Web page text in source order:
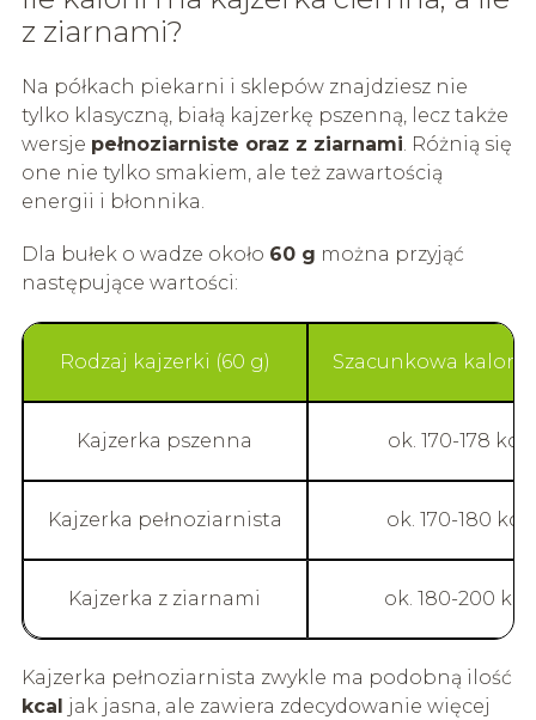
z ziarnami?
Na półkach piekarni i sklepów znajdziesz nie
tylko klasyczną, białą kajzerkę pszenną, lecz także
wersje pełnoziarniste oraz z ziarnami. Różnią się
one nie tylko smakiem, ale też zawartością
energii i błonnika.
Dla bułek o wadze około 60 g można przyjąć
następujące wartości:
Rodzaj kajzerki (60 g) Szacunkowa
Kajzerka pszenna ok. 170-178 kcal
Kajzerka pełnoziarnista ok. 170-180
Kajzerka z ziarnami ok. 180-200
Kajzerka pełnoziarnista zwykle ma podobną ilość
kcal
jak jasna, ale zawiera zdecydowanie więcej